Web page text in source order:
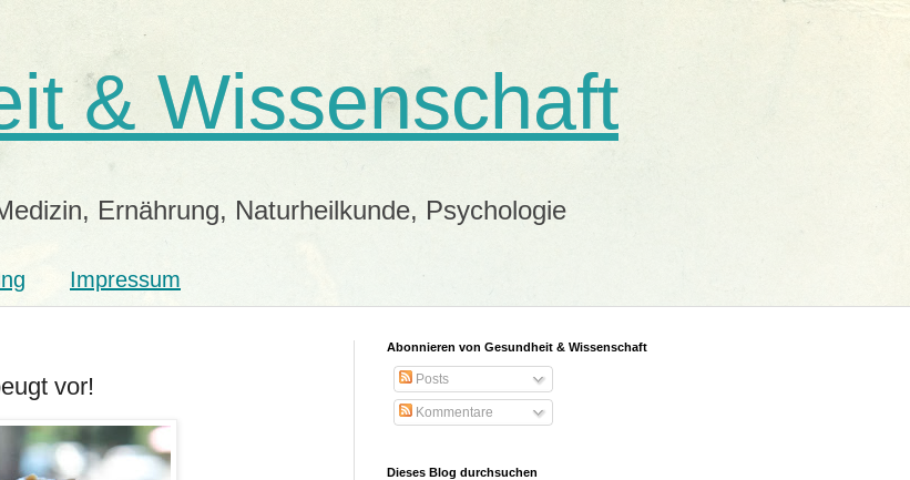
& Wissenschaft
Ernährung, Naturheilkunde, Psychologie
Impressum
vor!
Abonnieren von Gesundheit & Wissenschaft
Posts
Kommentare
Dieses Blog durchsuchen